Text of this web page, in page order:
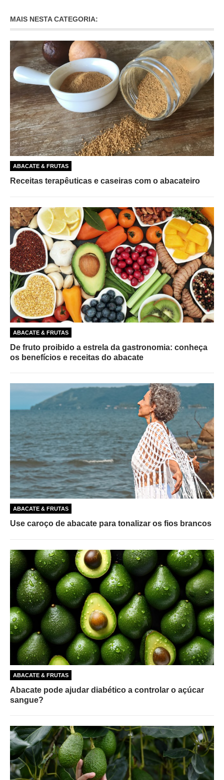
MAIS NESTA CATEGORIA:
ABACATE & FRUTAS
Receitas terapêuticas e caseiras com o abacateiro
ABACATE & FRUTAS
De fruto proibido a estrela da gastronomia: conheça
os benefícios e receitas do abacate
ABACATE & FRUTAS
Use caroço de abacate para tonalizar os fios brancos
ABACATE & FRUTAS
Abacate pode ajudar diabético a controlar o açúcar
sangue?